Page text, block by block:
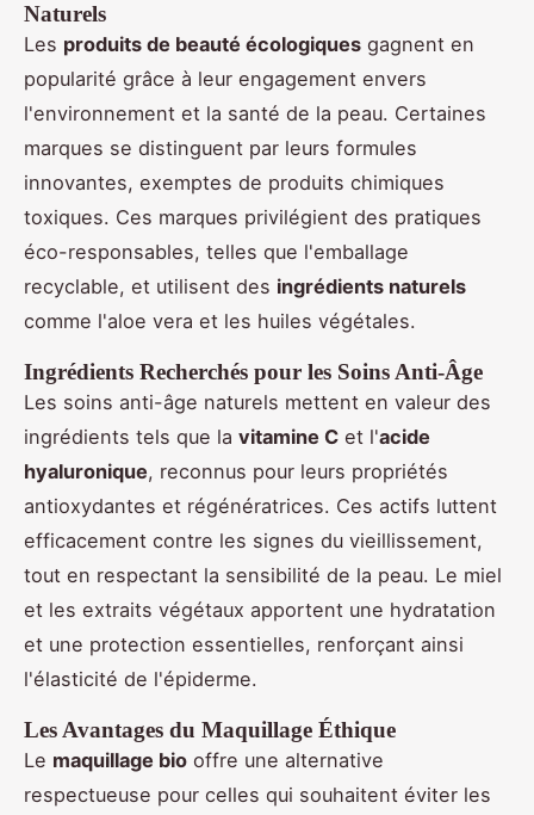
Naturels
Les produits de beauté écologiques gagnent en
popularité grâce à leur engagement envers
l'environnement et la santé de la peau. Certaines
marques se distinguent par leurs formules
innovantes, exemptes de produits chimiques
toxiques. Ces marques privilégient des pratiques
éco-responsables, telles que l'emballage
recyclable, et utilisent des ingrédients naturels
comme l'aloe vera et les huiles végétales.
Ingrédients Recherchés pour les Soins Anti-Âge
Les soins anti-âge naturels mettent en valeur des
ingrédients tels que la vitamine C et l'acide
hyaluronique, reconnus pour leurs propriétés
antioxydantes et régénératrices. Ces actifs luttent
efficacement contre les signes du vieillissement,
tout en respectant la sensibilité de la peau. Le miel
et les extraits végétaux apportent une hydratation
et une protection essentielles, renforçant ainsi
l'élasticité de l'épiderme.
Les Avantages du Maquillage Éthique
Le maquillage bio offre une alternative
respectueuse pour celles qui souhaitent éviter les